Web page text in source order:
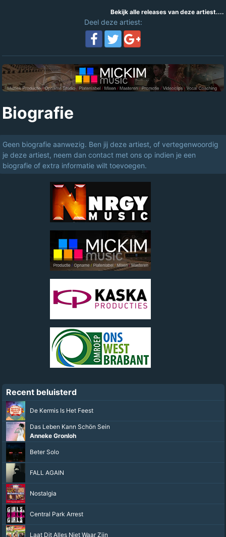
Bekijk alle releases van deze artiest....
Deel deze artiest:
Biografie
Geen biografie aanwezig. Ben jij deze artiest, of vertegenwoordig
je deze artiest, neem dan contact met ons op indien je een
biografie of extra informatie wilt toevoegen.
Recent beluisterd
De Kermis Is Het Feest
Das Leben Kann Schön Sein
Anneke Gronloh
Beter Solo
FALL AGAIN
Nostalgia
Central Park Arrest
Laat Dit Alles Niet Waar Zijn